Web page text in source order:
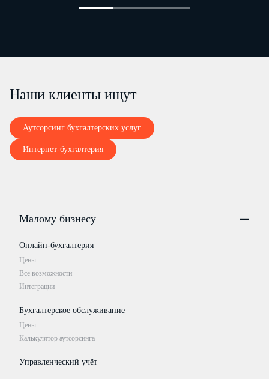
Наши клиенты ищут
Аутсорсинг бухгалтерских услуг
Интернет-бухгалтерия
Малому бизнесу
Онлайн-бухгалтерия
Цены
Все возможности
Интеграции
Бухгалтерское обслуживание
Цены
Калькулятор аутсорсинга
Управленческий учёт